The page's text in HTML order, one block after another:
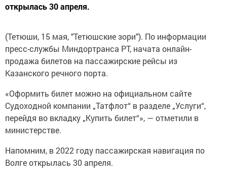
открылась 30 апреля.
(Тетюши, 15 мая, "Тетюшские зори"). По информации
пресс-службы Миндортранса РТ, начата онлайн-
продажа билетов на пассажирские рейсы из
Казанского речного порта.
«Оформить билет можно на официальном сайте
Судоходной компании „Татфлот“ в разделе „Услуги“,
перейдя во вкладку „Купить билет“», — отметили в
министерстве.
Напомним, в 2022 году пассажирская навигация по
Волге открылась 30 апреля.